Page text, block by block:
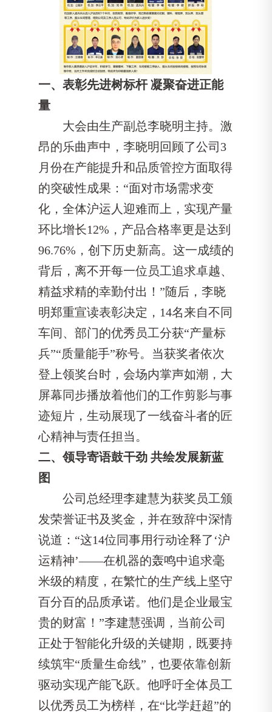
一、表彰先进树标杆 凝聚奋进正能
量
大会由生产副总李晓明主持。激
昂的乐曲声中，李晓明回顾了公司3
月份在产能提升和品质管控方面取得
的突破性成果：“面对市场需求变
化，全体沪运人迎难而上，实现产量
环比增长12%，产品合格率更是达到
96.76%，创下历史新高。这一成绩的
背后，离不开每一位员工追求卓越、
精益求精的幸勤付出！”随后，李晓
明郑重宣读表彰决定，14名来自不同
车间、部门的优秀员工分获“产量标
兵”“质量能手”称号。当获奖者依次
登上领奖台时，会场内掌声如潮，大
屏幕同步播放着他们的工作剪影与事
迹短片，生动展现了一线奋斗者的匠
心精神与责任担当。
二、领导寄语鼓干劲 共绘发展新蓝
图
公司总经理李建慧为获奖员工颁
发荣誉证书及奖金，并在致辞中深情
说道：“这14位同事用行动诠释了‘沪
运精神’——在机器的轰鸣中追求毫
米级的精度，在繁忙的生产线上坚守
百分百的品质承诺。他们是企业最宝
贵的财富！”李建慧强调，当前公司
正处于智能化升级的关键期，既要持
续筑牢“质量生命线”，也要依靠创新
驱动实现产能飞跃。他呼吁全体员工
以优秀员工为榜样，在“比学赶超”的